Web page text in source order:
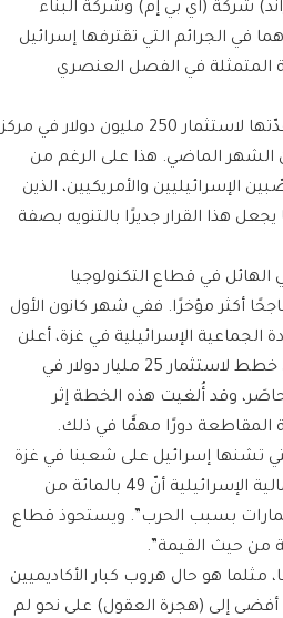
شركة (آي بي إم) وشركة البناء
في الجرائم التي تقترفها إسرائيل
المتمثلة في الفصل العنصري
وتخلّت عملاقة التكنولوجيا (أوراكل) عن خطط كانت قد أعدّتها لاستثمار 250 مليون دولار في مركز
الشهر الماضي. هذا على الرغم من
والأمريكيين، الذين
يجعل هذا القرار جديرًا بالتنويه بصفة
الهائل في قطاع التكنولوجيا
أكثر مؤخرًا. ففي شهر كانون الأول
الجماعية الإسرائيلية في غزة، أعلن
المدير التنفيذي لشركة (إنتل)، وهو صهيونيٌّ- مسيحيٌّ، عن خطط لاستثمار 25 مليار دولار في
وقد أُلغيت هذه الخطة إثر
المقاطعة دورًا مهمًّا في ذلك.
تشنها إسرائيل على شعبنا في غزة
تقتل أيضًا قطاعها التكنولوجي، إذ تنقل وسائل الإعلام المالية الإسرائيلية أنّ 49 بالمائة من
بسبب الحرب”. ويستحوذ قطاع
من حيث القيمة”.
هو حال هروب كبار الأكاديميين
أفضى إلى (هجرة العقول) على نحو لم